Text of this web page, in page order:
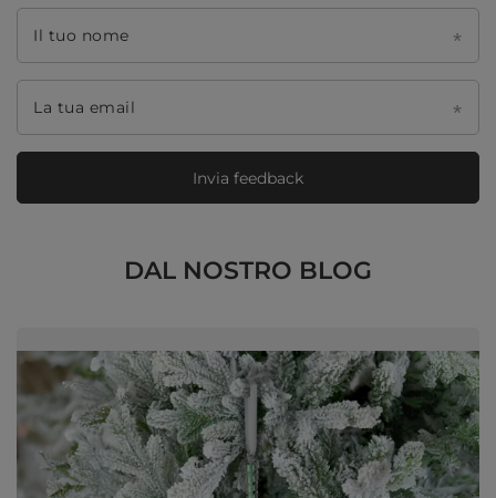
Il tuo nome
La tua email
Invia feedback
DAL NOSTRO BLOG